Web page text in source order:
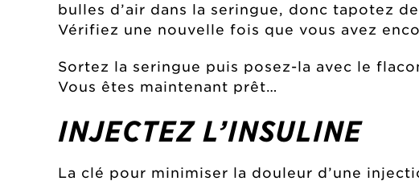
bulles d’air dans la seringue, donc tapotez
Vérifiez une nouvelle fois que vous avez
Sortez la seringue puis posez-la avec le
Vous êtes maintenant prêt…
INJECTEZ L’INSULINE
La clé pour minimiser la douleur d’une